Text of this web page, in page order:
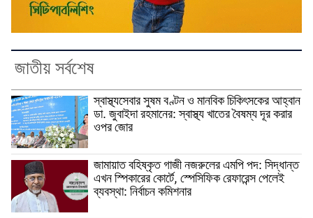
জাতীয় সর্বশেষ
স্বাস্থ্যসেবার সুষম বণ্টন ও মানবিক চিকিৎসকের আহ্বান
ডা. জুবাইদা রহমানের: স্বাস্থ্য খাতের বৈষম্য দূর করার
ওপর জোর
জামায়াত বহিষ্কৃত গাজী নজরুলের এমপি পদ: সিদ্ধান্ত
এখন স্পিকারের কোর্টে, স্পেসিফিক রেফারেন্স পেলেই
ব্যবস্থা: নির্বাচন কমিশনার